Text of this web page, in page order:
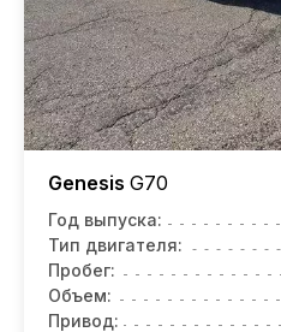
Genesis G70
Год выпуска:
Тип двигателя:
Пробег:
Объем:
Привод: